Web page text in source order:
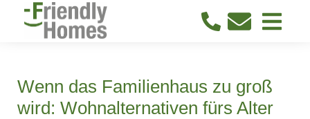
Wenn das Familienhaus zu groß
wird: Wohnalternativen fürs Alter